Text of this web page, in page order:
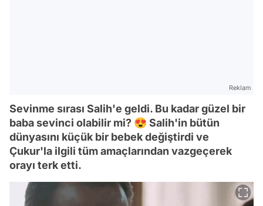
Reklam
Sevinme sırası Salih'e geldi. Bu kadar güzel bir
baba sevinci olabilir mi? 😍 Salih'in bütün
dünyasını küçük bir bebek değiştirdi ve
Çukur'la ilgili tüm amaçlarından vazgeçerek
orayı terk etti.